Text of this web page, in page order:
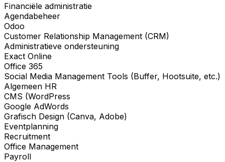
Financiële administratie
Agendabeheer
Odoo
Customer Relationship Management (CRM)
Administratieve ondersteuning
Exact Online
Office 365
Social Media Management Tools (Buffer, Hootsuite, etc.)
Algemeen HR
CMS (WordPress
Google AdWords
Grafisch Design (Canva, Adobe)
Eventplanning
Recruitment
Office Management
Payroll